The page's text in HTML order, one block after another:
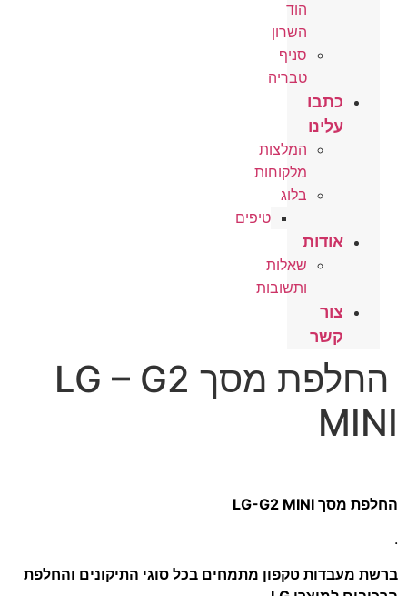
הוד
השרון
סניף
טבריה
כתבו
עלינו
המלצות
מלקוחות
בלוג
טיפים
אודות
שאלות
ותשובות
צור
קשר
החלפת מסך LG – G2
MINI
החלפת מסך LG-G2 MINI
.
ברשת מעבדות טקפון מתמחים בכל סוגי התיקונים והחלפת